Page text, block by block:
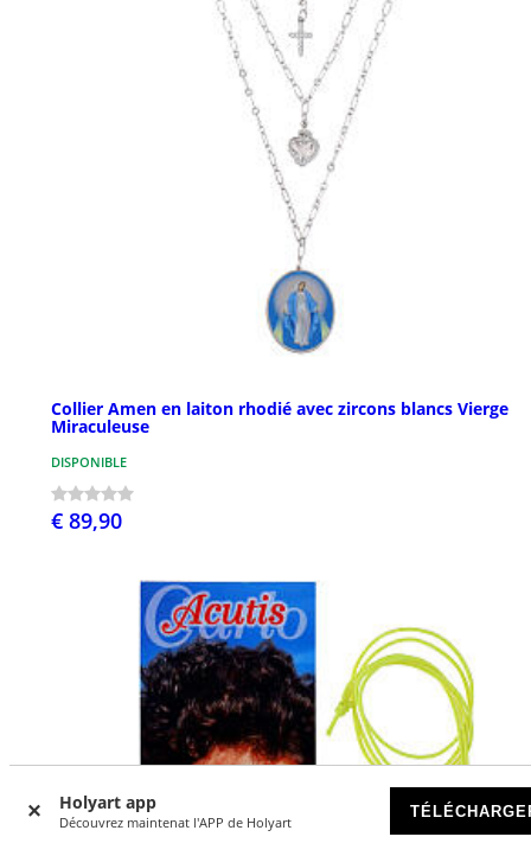
Holyart app
Découvrez maintenat l'APP de Holyart
Collier Amen en laiton rhodié avec zircons blancs Vierge
Miraculeuse
DISPONIBLE
€ 89,90